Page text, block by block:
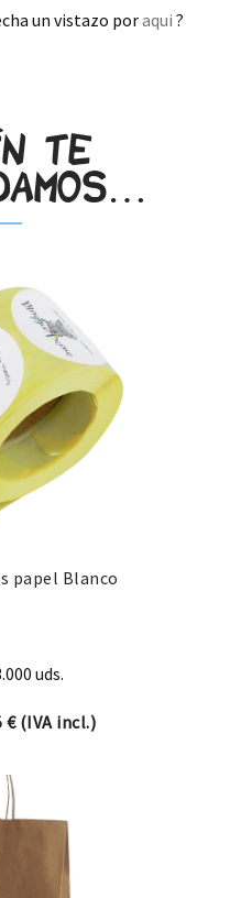
un vistazo poraqui ?
te
papel Blanco
uds.
€Rango de precios: desde
(IVA incl.)